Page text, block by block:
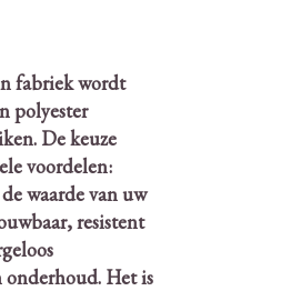
fabriek wordt
polyester
De keuze
voordelen:
waarde van uw
resistent
onderhoud. Het is